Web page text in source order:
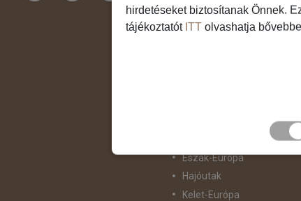
Ausztrália
Ázsia
Észak-Európa
Hajóutak
Kelet-Európa
hirdetéseket biztosítanak Önnek.
tájékoztatót ITT olvashatja